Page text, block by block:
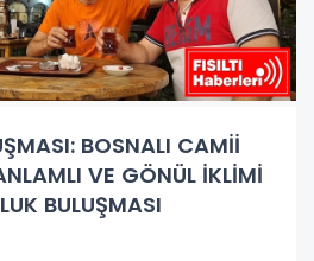
BOSNALI CAMİİ
VE GÖNÜL İKLİMİ
BULUŞMASI